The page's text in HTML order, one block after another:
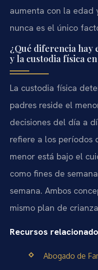
aumenta con la edad
nunca es el único
¿Qué diferencia hay
y la custodia física
La custodia física
padres reside el
decisiones del día a
refiere a los períodos
menor está bajo el
como fines de
semana. Ambos
mismo plan de
Recursos
Abogado de